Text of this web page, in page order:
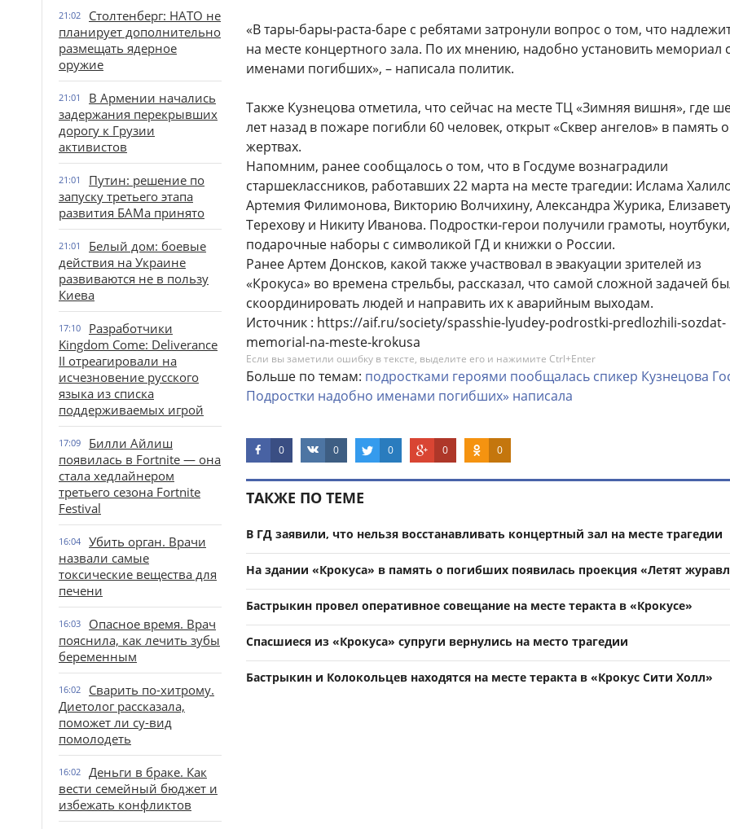
21:02
Столтенберг: НАТО не
планирует дополнительно
размещать ядерное
оружие
21:01
В Армении начались
задержания перекрывших
дорогу к Грузии
активистов
21:01
Путин: решение по
запуску третьего этапа
развития БАМа принято
21:01
Белый дом: боевые
действия на Украине
развиваются не в пользу
Киева
17:10
Разработчики
Kingdom Come: Deliverance
II отреагировали на
исчезновение русского
языка из списка
поддерживаемых игрой
17:09
Билли Айлиш
появилась в Fortnite — она
стала хедлайнером
третьего сезона Fortnite
Festival
16:04
Убить орган. Врачи
назвали самые
токсические вещества для
печени
16:03
Опасное время. Врач
пояснила, как лечить зубы
беременным
16:02
Сварить по-хитрому.
Диетолог рассказала,
поможет ли су-вид
помолодеть
16:02
Деньги в браке. Как
вести семейный бюджет и
избежать конфликтов
«В тары-бары-раста-баре с ребятами затронули вопрос о том, что
на месте концертного зала. По их мнению, надобно установить мемориал
именами погибших», – написала политик.
Также Кузнецова отметила, что сейчас на месте ТЦ «Зимняя вишня», где
лет назад в пожаре погибли 60 человек, открыт «Сквер ангелов» в память о
жертвах.
Напомним, ранее сообщалось о том, что в Госдуме вознаградили
старшеклассников, работавших 22 марта на месте трагедии: Ислама
Артемия Филимонова, Викторию Волчихину, Александра Журика,
Терехову и Никиту Иванова. Подростки-герои получили грамоты, ноутбуки,
подарочные наборы с символикой ГД и книжки о России.
Ранее Артем Донсков, какой также участвовал в эвакуации зрителей из
«Крокуса» во времена стрельбы, рассказал, что самой сложной задачей
скоординировать людей и направить их к аварийным выходам.
Источник : https://aif.ru/society/spasshie-lyudey-podrostki-predlozhili-sozdat-
memorial-na-meste-krokusa
Если вы заметили ошибку в тексте, выделите его и нажимите Ctrl+Enter
Больше по темам: подростками героями пообщалась спикер Кузнецова
Подростки надобно именами погибших» написала
0 0 0 0 0
ТАКЖЕ ПО ТЕМЕ
В ГД заявили, что нельзя восстанавливать концертный зал на месте трагедии
На здании «Крокуса» в память о погибших появилась проекция «Летят
Бастрыкин провел оперативное совещание на месте теракта в «Крокусе»
Спасшиеся из «Крокуса» супруги вернулись на место трагедии
Бастрыкин и Колокольцев находятся на месте теракта в «Крокус Сити Холл»